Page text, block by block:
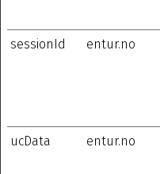
sessionId entur.no
ucData entur.no